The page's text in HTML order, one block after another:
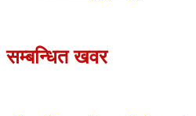
सम्बन्धित खवर